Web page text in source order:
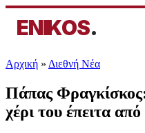
ENIKOS.
Αρχική » Διεθνή Νέα
Πάπας
χέρι του έπειτα